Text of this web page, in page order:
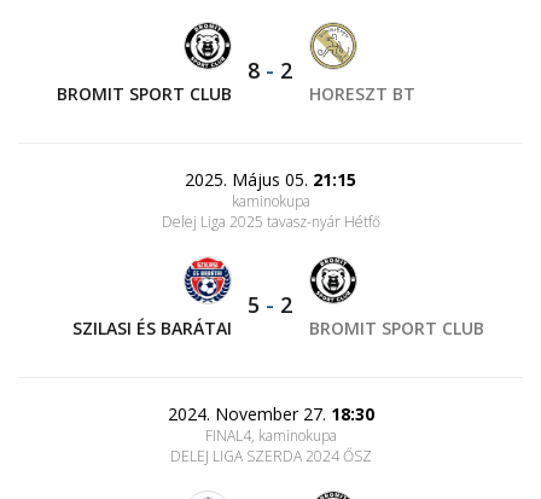
BROMIT SPORT CLUB
8 - 2
HORESZT BT
2025. Május 05. 21:15
kaminokupa
Delej Liga 2025 tavasz-nyár Hétfő
SZILASI ÉS BARÁTAI
5 - 2
BROMIT SPORT CLUB
2024. November 27. 18:30
FINAL4, kaminokupa
DELEJ LIGA SZERDA 2024 ŐSZ